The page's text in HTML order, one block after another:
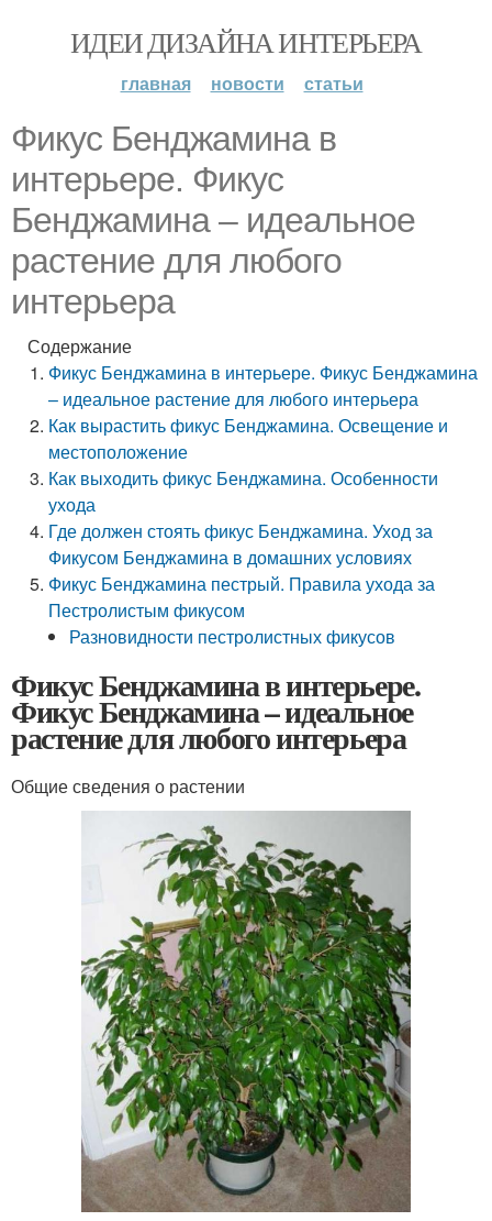
ИДЕИ ДИЗАЙНА ИНТЕРЬЕРА
главная новости статьи
Фикус Бенджамина в
интерьере. Фикус
Бенджамина – идеальное
растение для любого
интерьера
Содержание
Фикус Бенджамина в интерьере. Фикус Бенджамина
– идеальное растение для любого интерьера
Как вырастить фикус Бенджамина. Освещение и
местоположение
Как выходить фикус Бенджамина. Особенности
ухода
Где должен стоять фикус Бенджамина. Уход за
Фикусом Бенджамина в домашних условиях
Фикус Бенджамина пестрый. Правила ухода за
Пестролистым фикусом
Разновидности пестролистных фикусов
Фикус Бенджамина в интерьере.
Фикус Бенджамина – идеальное
растение для любого интерьера
Общие сведения о растении